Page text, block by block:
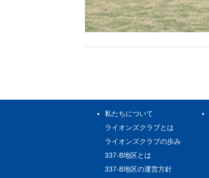
私たちについて
ライオンズクラブとは
ライオンズクラブの歩み
337-B地区とは
337-B地区の運営方針